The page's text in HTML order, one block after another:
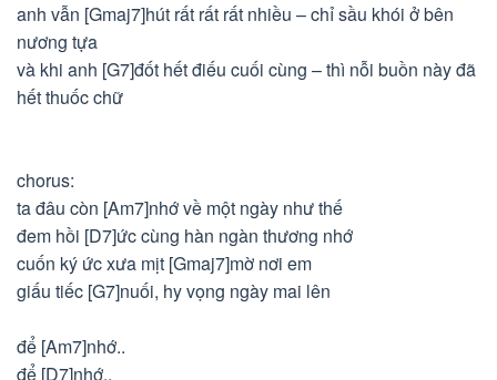
anh vẫn [Gmaj7]hút rất rất rất nhiều – chỉ sầu khói ở bên
nương tựa
và khi anh [G7]đốt hết điếu cuối cùng – thì nỗi buồn này đã
hết thuốc chữ
chorus:
ta đâu còn [Am7]nhớ về một ngày như thế
đem hồi [D7]ức cùng hàn ngàn thương nhớ
cuốn ký ức xưa mịt [Gmaj7]mờ nơi em
giấu tiếc [G7]nuối, hy vọng ngày mai lên
để [Am7]nhớ..
để [D7]nhớ..